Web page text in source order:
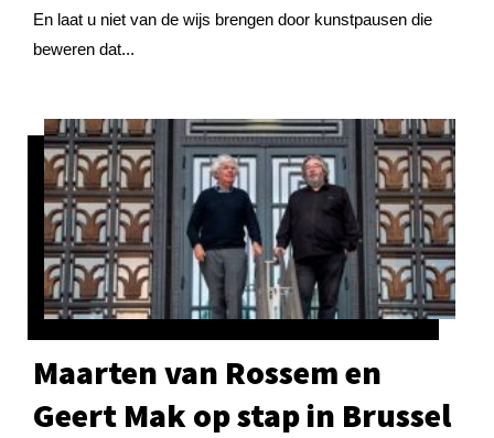
En laat u niet van de wijs brengen door kunstpausen die
beweren dat...
Maarten van Rossem en
Geert Mak op stap in Brussel